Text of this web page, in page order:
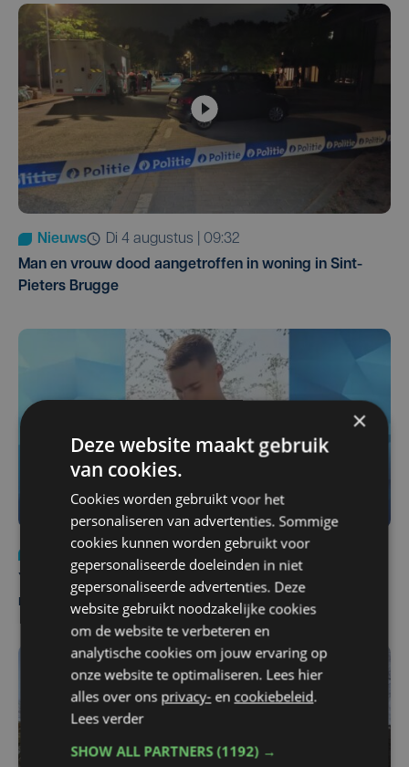
Nieuws
di 4 augustus | 09:32
Man en vrouw dood aangetroffen in woning in Sint-
Pieters Brugge
do 6 augustus | 21:30
Yaro (19), slachtoffer van vechtpartij, is na
maandenlange coma overleden
×
Deze website maakt gebruik
van cookies.
Cookies worden gebruikt voor het
personaliseren van advertenties. Sommige
cookies kunnen worden gebruikt voor
gepersonaliseerde doeleinden in niet
gepersonaliseerde advertenties. Deze
website gebruikt noodzakelijke cookies
om de website te verbeteren en
analytische cookies om jouw ervaring op
onze website te optimaliseren. Lees hier
alles over ons privacy- en cookiebeleid.
Lees verder
SHOW ALL PARTNERS(1192) →